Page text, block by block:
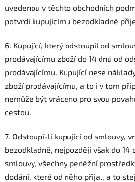
uvedenou v těchto obchodních
potvrdí kupujícímu bezodkladně
6. Kupující, který odstoupil od
prodávajícímu zboží do 14 dnů od
prodávajícímu. Kupující nese
zboží prodávajícímu, a to i v tom
nemůže být vráceno pro svou
cestou.
7. Odstoupí-li kupující od smlouvy,
bezodkladně, nejpozději však do 14
smlouvy, všechny peněžní
dodání, které od něho přijal, a to